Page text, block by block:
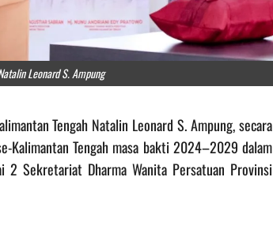
Leonard S. Ampung
Tengah Natalin Leonard S. Ampung, secara
Kalimantan Tengah masa bakti 2024–2029 dalam
2 Sekretariat Dharma Wanita Persatuan Provinsi